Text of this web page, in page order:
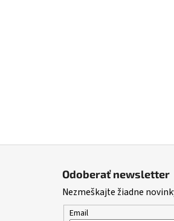
Odoberať newsletter
Nezmeškajte žiadne
Email